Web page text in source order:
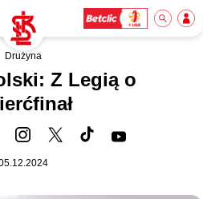
Drużyna
Z Legią o